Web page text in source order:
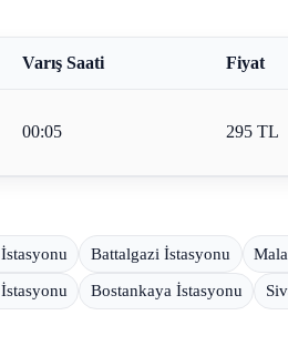
Varış Saati Fiyat
00:05 295 TL
İstasyonu Battalgazi İstasyonu
Bostankaya İstasyonu